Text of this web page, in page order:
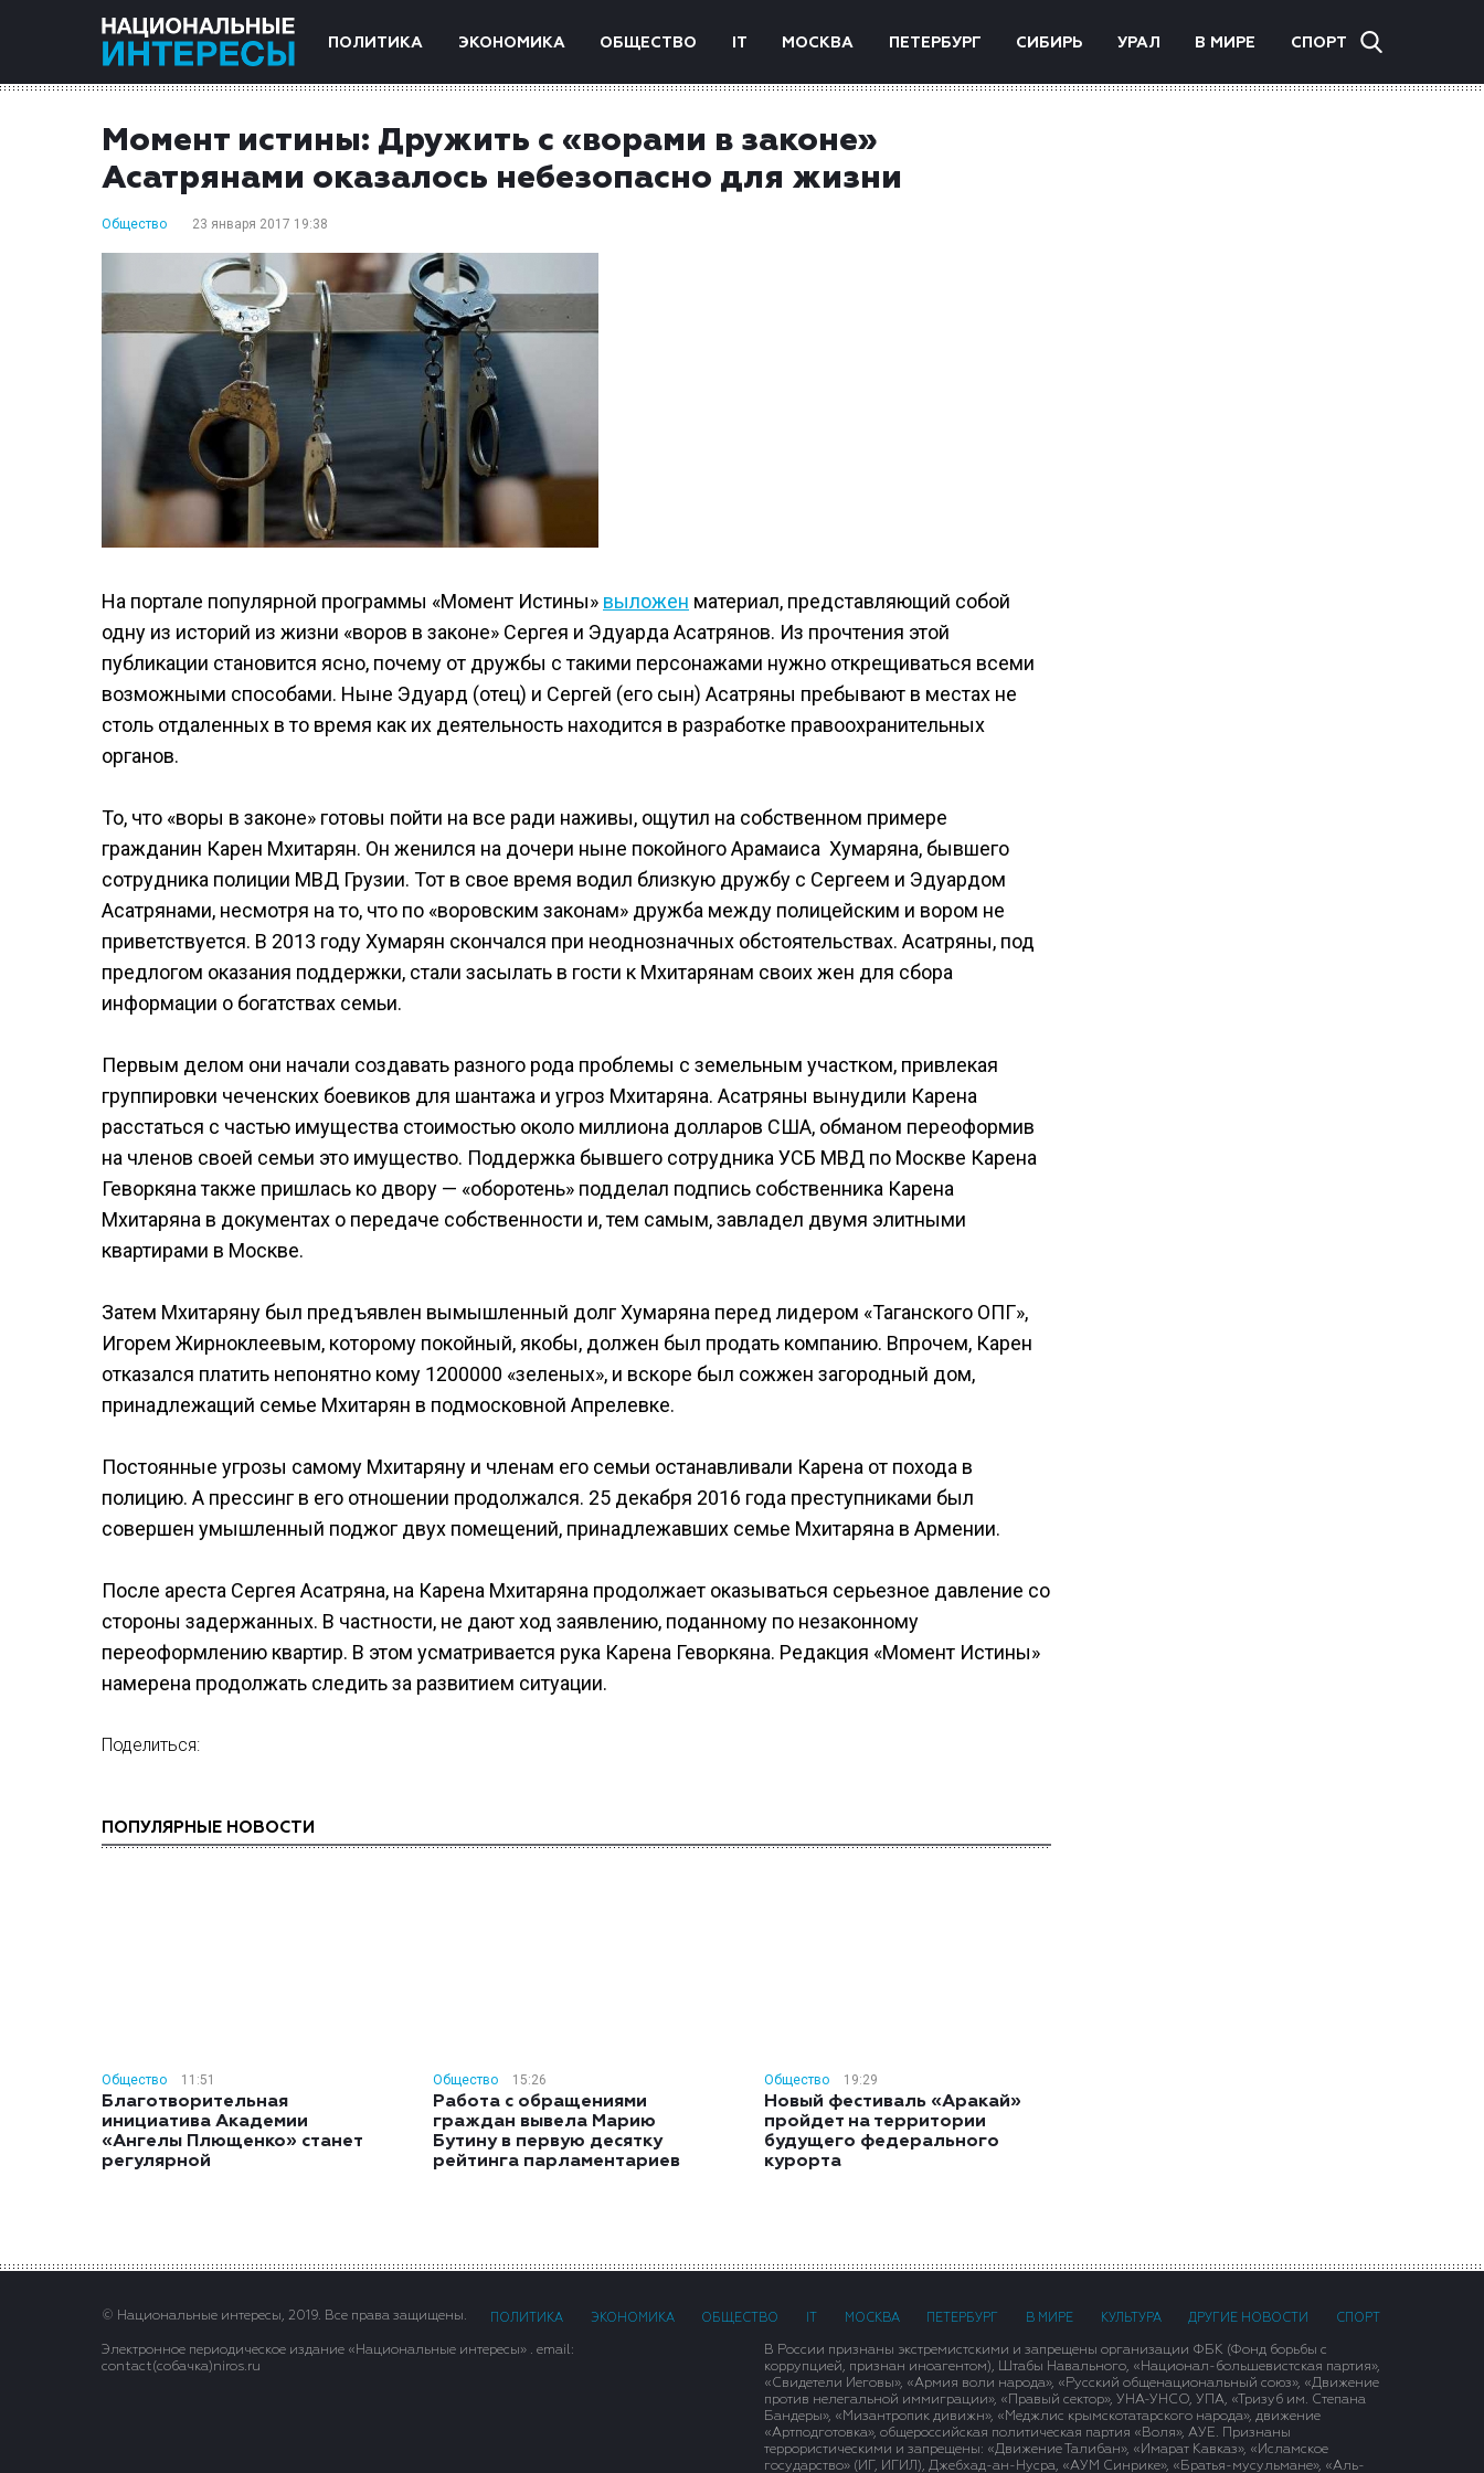
ПОЛИТИКА ЭКОНОМИКА ОБЩЕСТВО IT МОСКВА ПЕТЕРБУРГ СИБИРЬ УРАЛ В МИРЕ СПОРТ
Момент истины: Дружить с «ворами в законе»
Асатрянами оказалось небезопасно для жизни
Общество 23 января 2017 19:38
На портале популярной программы «Момент Истины» выложен материал, представляющий собой
одну из историй из жизни «воров в законе» Сергея и Эдуарда Асатрянов. Из прочтения этой
публикации становится ясно, почему от дружбы с такими персонажами нужно открещиваться всеми
возможными способами. Ныне Эдуард (отец) и Сергей (его сын) Асатряны пребывают в местах не
столь отдаленных в то время как их деятельность находится в разработке правоохранительных
органов.
То, что «воры в законе» готовы пойти на все ради наживы, ощутил на собственном примере
гражданин Карен Мхитарян. Он женился на дочери ныне покойного Арамаиса Хумаряна, бывшего
сотрудника полиции МВД Грузии. Тот в свое время водил близкую дружбу с Сергеем и Эдуардом
Асатрянами, несмотря на то, что по «воровским законам» дружба между полицейским и вором не
приветствуется. В 2013 году Хумарян скончался при неоднозначных обстоятельствах. Асатряны, под
предлогом оказания поддержки, стали засылать в гости к Мхитарянам своих жен для сбора
информации о богатствах семьи.
Первым делом они начали создавать разного рода проблемы с земельным участком, привлекая
группировки чеченских боевиков для шантажа и угроз Мхитаряна. Асатряны вынудили Карена
расстаться с частью имущества стоимостью около миллиона долларов США, обманом переоформив
на членов своей семьи это имущество. Поддержка бывшего сотрудника УСБ МВД по Москве Карена
Геворкяна также пришлась ко двору — «оборотень» подделал подпись собственника Карена
Мхитаряна в документах о передаче собственности и, тем самым, завладел двумя элитными
квартирами в Москве.
Затем Мхитаряну был предъявлен вымышленный долг Хумаряна перед лидером «Таганского ОПГ»,
Игорем Жирноклеевым, которому покойный, якобы, должен был продать компанию. Впрочем, Карен
отказался платить непонятно кому 1200000 «зеленых», и вскоре был сожжен загородный дом,
принадлежащий семье Мхитарян в подмосковной Апрелевке.
Постоянные угрозы самому Мхитаряну и членам его семьи останавливали Карена от похода в
полицию. А прессинг в его отношении продолжался. 25 декабря 2016 года преступниками был
совершен умышленный поджог двух помещений, принадлежавших семье Мхитаряна в Армении.
После ареста Сергея Асатряна, на Карена Мхитаряна продолжает оказываться серьезное давление со
стороны задержанных. В частности, не дают ход заявлению, поданному по незаконному
переоформлению квартир. В этом усматривается рука Карена Геворкяна. Редакция «Момент Истины»
намерена продолжать следить за развитием ситуации.
Поделиться:
ПОПУЛЯРНЫЕ НОВОСТИ
Общество 11:51
Благотворительная
инициатива Академии
«Ангелы Плющенко» станет
регулярной
Общество 15:26
Работа с обращениями
граждан вывела Марию
Бутину в первую десятку
рейтинга парламентариев
Общество 19:29
Новый фестиваль «Аракай»
пройдет на территории
будущего федерального
курорта
© Национальные интересы, 2019. Все права защищены. ПОЛИТИКА ЭКОНОМИКА ОБЩЕСТВО МОСКВА ПЕТЕРБУРГ В МИРЕ КУЛЬТУРА ДРУГИЕ НОВОСТИ СПОРТ
Электронное периодическое издание «Национальные интересы» . email:
contact(сoбaчка)niros.ru
В России признаны экстремистскими и запрещены организации ФБК (Фонд борьбы с
коррупцией, признан иноагентом), Штабы Навального, «Национал-большевистская партия»,
«Свидетели Иеговы», «Армия воли народа», «Русский общенациональный союз», «Движение
против нелегальной иммиграции», «Правый сектор», УНА-УНСО, УПА, «Тризуб им. Степана
Бандеры», «Мизантропик дивижн», «Меджлис крымскотатарского народа», движение
«Артподготовка», общероссийская политическая партия «Воля», АУЕ. Признаны
террористическими и запрещены: «Движение Талибан», «Имарат Кавказ», «Исламское
государство» (ИГ, ИГИЛ), Джебхад-ан-Нусра, «АУМ Синрике», «Братья-мусульмане», «Аль-